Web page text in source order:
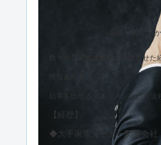
部長 嶋 よし
数々の営業低迷拠点を復活させた
結果を出せるマネジメントの方法
【経歴】
◆大手家電メーカー関連会社